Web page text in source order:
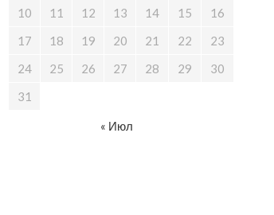
10
11 12 13 14 15
16
17
18 19 20 21 22
23
24
25 26 27 28 29
30
31
« Июл